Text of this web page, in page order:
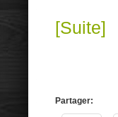
[Suite]
Partager: